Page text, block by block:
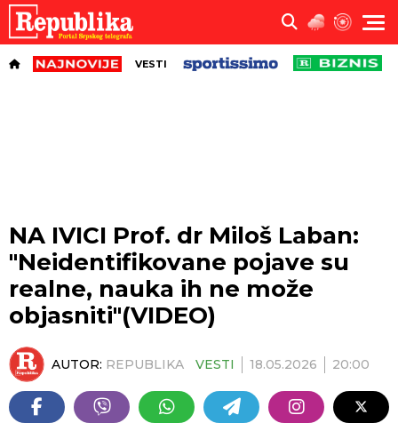
VESTI
NA IVICI Prof. dr Miloš Laban:
"Neidentifikovane pojave su
realne, nauka ih ne može
objasniti"(VIDEO)
AUTOR: REPUBLIKA VESTI 18.05.2026 20:00